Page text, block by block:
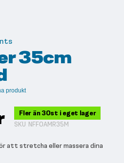
35cm
produkt
Fler än 30st i eget lager
SKU NFFOAMR35M
att stretcha eller massera dina